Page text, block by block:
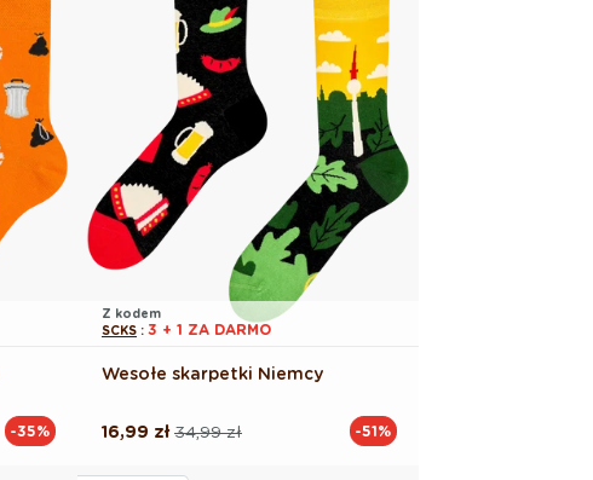
-35%
Z kodem
SCKS : 3 + 1 ZA DARMO
Wesołe skarpetki Niemcy
Cena
34,99 zł
Cena
16,99 zł -51%